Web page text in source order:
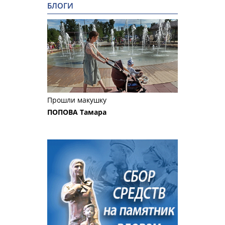
БЛОГИ
Прошли макушку
ПОПОВА Тамара